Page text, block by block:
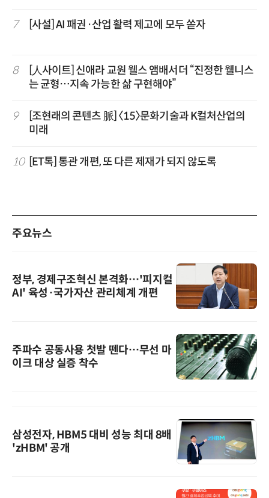
7 [사설] AI 패권·산업 활력 제고에 모두 쏟자
8
[人사이트] 신애라 교원 웰스 앰배서더 “진정한 웰니스
는 균형…지속 가능한 삶 구현해야”
9
[조현래의 콘텐츠 脈] 〈15〉문화기술과 K컬처산업의
미래
10 [ET톡] 통관 개편, 또 다른 제재가 되지 않도록
주요뉴스
정부, 경제구조혁신 본격화…'피지컬
AI' 육성·국가자산 관리체계 개편
주파수 공동사용 첫발 뗀다…무선 마
이크 대상 실증 착수
삼성전자, HBM5 대비 성능 최대 8배
'zHBM' 공개